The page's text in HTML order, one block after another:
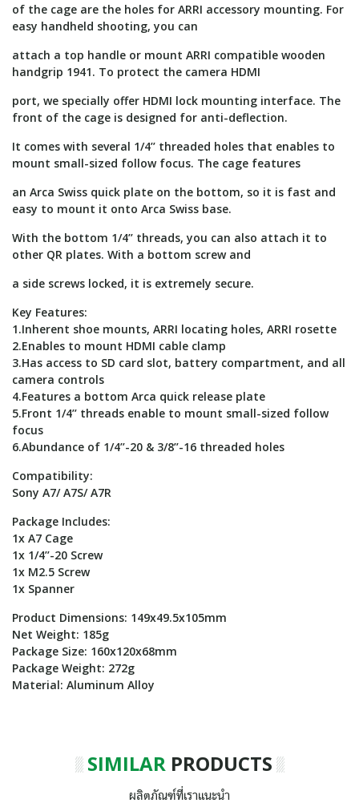
of the cage are the holes for ARRI accessory mounting. For
easy handheld shooting, you can
attach a top handle or mount ARRI compatible wooden
handgrip 1941. To protect the camera HDMI
port, we specially offer HDMI lock mounting interface. The
front of the cage is designed for anti-deflection.
It comes with several 1/4’’ threaded holes that enables to
mount small-sized follow focus. The cage features
an Arca Swiss quick plate on the bottom, so it is fast and
easy to mount it onto Arca Swiss base.
With the bottom 1/4’’ threads, you can also attach it to
other QR plates. With a bottom screw and
a side screws locked, it is extremely secure.
Key Features:
1.Inherent shoe mounts, ARRI locating holes, ARRI rosette
2.Enables to mount HDMI cable clamp
3.Has access to SD card slot, battery compartment, and all
camera controls
4.Features a bottom Arca quick release plate
5.Front 1/4’’ threads enable to mount small-sized follow
focus
6.Abundance of 1/4’’-20 & 3/8’’-16 threaded holes
Compatibility:
Sony A7/ A7S/ A7R
Package Includes:
1x A7 Cage
1x 1/4’’-20 Screw
1x M2.5 Screw
1x Spanner
Product Dimensions: 149x49.5x105mm
Net Weight: 185g
Package Size: 160x120x68mm
Package Weight: 272g
Material: Aluminum Alloy
SIMILARPRODUCTS
ผลิตภัณฑ์ที่เราแนะนำ